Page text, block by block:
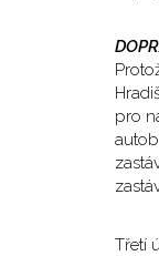
pro
Třetí